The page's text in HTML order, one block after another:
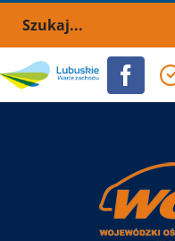
zawartości
selected
Portal
lubuskie.pl